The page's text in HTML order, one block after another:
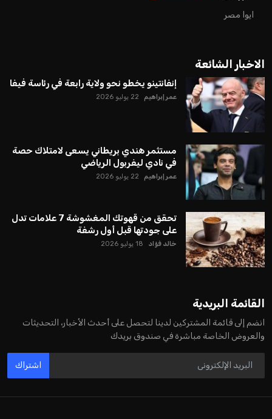
ايوا مصر
الاخبار الشائعة
إنفانتينو يخطو نحو ولاية رابعة في رئاسة فيفا
عمر إبراهيم 22 يوليو 2026
مستثمر هندي بريطاني يسعى لامتلاك حصة
في نادي ليفربول الرياضي
عمر إبراهيم 22 يوليو 2026
تحقق من قهوتك المغشوشة 7 علامات تدل
على جودتها قبل أول رشفة
خالد فؤاد 18 يوليو 2026
القائمة البريدية
انضم إلى قائمة المشتركين لدينا لتحصل على أحدث الأخبار، التحديثات
والعروض الخاصة مباشرة في صندوق بريدك
اشتراك